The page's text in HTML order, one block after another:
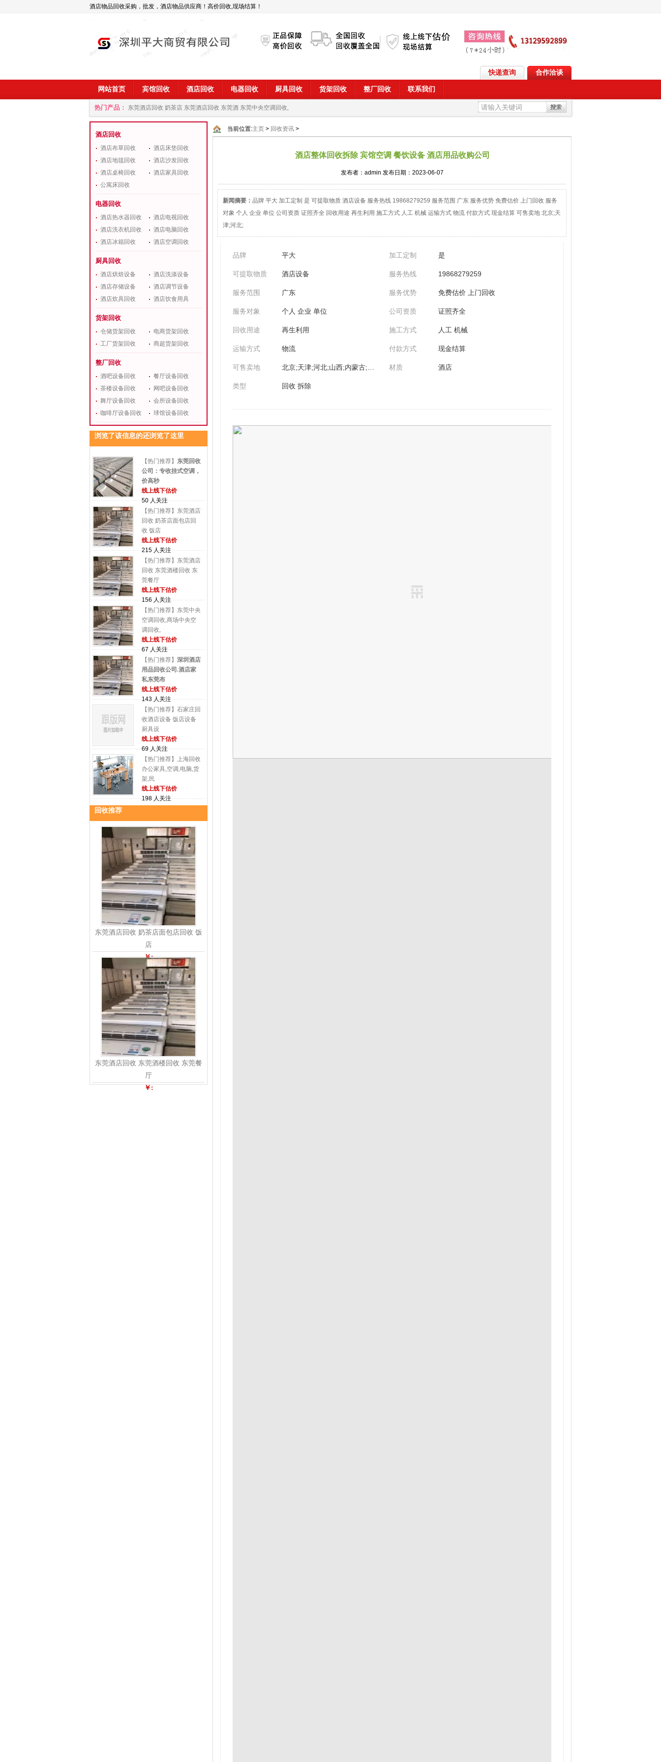
酒店物品回收采购，批发，酒店物品供应商！高价回收,现场结算！
快递查询 合作洽谈
网站首页 宾馆回收 酒店回收 电器回收 厨具回收 货架回收 整厂回收 联系我们
热门产品： 东莞酒店回收 奶茶店 东莞酒店回收 东莞酒 东莞中央空调回收,
商 深圳酒店用品回收公司
酒店回收
酒店布草回收
酒店床垫回收
酒店地毯回收
酒店沙发回收
酒店桌椅回收
酒店家具回收
公寓床回收
电器回收
酒店热水器回收
酒店电视回收
酒店洗衣机回收
酒店电脑回收
酒店冰箱回收
酒店空调回收
厨具回收
酒店烘焙设备
酒店洗涤设备
酒店存储设备
酒店调节设备
酒店炊具回收
酒店饮食用具
货架回收
仓储货架回收
电商货架回收
工厂货架回收
商超货架回收
整厂回收
酒吧设备回收
餐厅设备回收
茶楼设备回收
网吧设备回收
舞厅设备回收
会所设备回收
咖啡厅设备回收
球馆设备回收
浏览了该信息的还浏览了这里
【热门推荐】 东莞回收
公司：专收挂式空调，
价高秒
线上线下估价
50 人关注
【热门推荐】东莞酒店
回收 奶茶店面包店回
收 饭店
线上线下估价
215 人关注
【热门推荐】东莞酒店
回收 东莞酒楼回收 东
莞餐厅
线上线下估价
156 人关注
【热门推荐】东莞中央
空调回收,商场中央空
调回收,
线上线下估价
67 人关注
【热门推荐】 深圳酒店
用品回收公司.酒店家
私东莞布
线上线下估价
143 人关注
【热门推荐】石家庄回
收酒店设备 饭店设备
厨具设
线上线下估价
69 人关注
【热门推荐】上海回收
办公家具,空调,电脑,货
架,民
线上线下估价
198 人关注
回收推荐
东莞酒店回收 奶茶店面包店回收 饭
店
￥:
东莞酒店回收 东莞酒楼回收 东莞餐
厅
￥:
当前位置:主页 > 回收资讯 >
酒店整体回收拆除 宾馆空调 餐饮设备 酒店用品收购公司
发布者：admin 发布日期：2023-06-07
新闻摘要： 品牌 平大 加工定制 是 可提取物质 酒店设备 服务热线 19868279259 服务范围 广东 服务优势 免费估价 上门回收 服务
对象 个人 企业 单位 公司资质 证照齐全 回收用途 再生利用 施工方式 人工 机械 运输方式 物流 付款方式 现金结算 可售卖地 北京;天
津;河北;
品牌 平大 加工定制 是
可提取物质 酒店设备 服务热线 19868279259
服务范围 广东 服务优势 免费估价 上门回收
服务对象 个人 企业 单位 公司资质 证照齐全
回收用途 再生利用 施工方式 人工 机械
运输方式 物流 付款方式 现金结算
可售卖地 材质 酒店
类型 回收 拆除